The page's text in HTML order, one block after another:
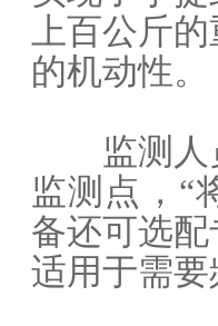
上百公斤
的机动性。
监测
监测点，“
备还可选
适用于需